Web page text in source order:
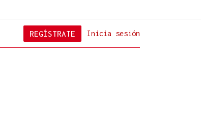
Inicia sesión
REGÍSTRATE